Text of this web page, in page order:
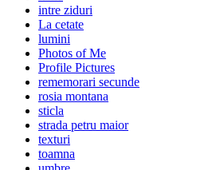
intre ziduri
La cetate
lumini
Photos of Me
Profile Pictures
rememorari secunde
rosia montana
sticla
strada petru maior
texturi
toamna